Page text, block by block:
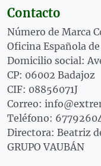
Contacto
Número de Marca
Oficina Española
Domicilio social:
CP: 06002 Badajoz
CIF: 08856071J
Correo:
Teléfono:
Directora: Beatriz
GRUPO VAUBÁN